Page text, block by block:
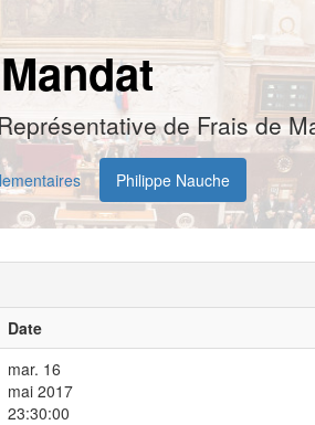
de Frais de
Philippe Nauche
Date
mar. 16
mai 2017
23:30:00